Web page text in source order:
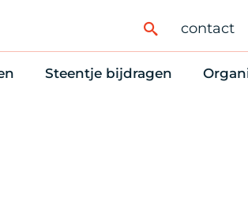
contact
Steentje bijdragen